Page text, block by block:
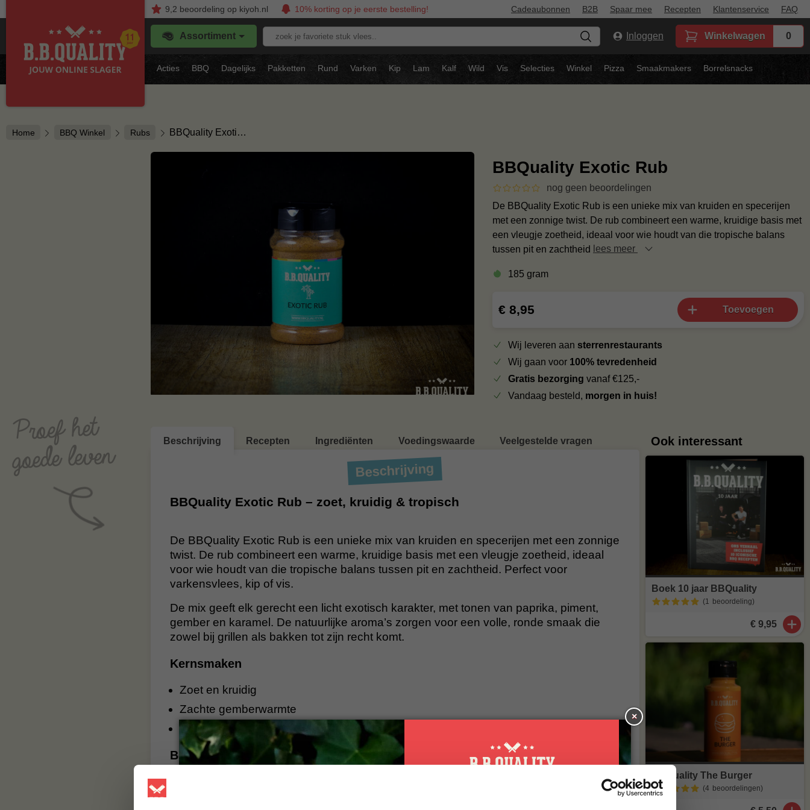
9,2 beoordelingop kiyoh.nl 10% korting op je eerste bestelling! Cadeaubonnen B2B Spaar mee Recepten Klantenservice FAQ
Assortiment
Zoek
stuk
vlees..
Inloggen Winkelwagen 0
Acties BBQ Dagelijks Pakketten Rund Varken Kip Lam Kalf Wild Vis Selecties Winkel Pizza Smaakmakers Borrelsnacks
Home BBQ Winkel Rubs BBQuality Exoti…
BBQuality Exotic Rub
nog geen beoordelingen
De BBQuality Exotic Rub is een unieke mix van kruiden en specerijen
met een zonnige twist. De rub combineert een warme, kruidige basis met
een vleugje zoetheid, ideaal voor wie houdt van die tropische balans
tussen pit en zachtheid
lees meer
185 gram
€ 8,95 Toevoegen
Wij leveren aan sterrenrestaurants
Wij gaan voor 100% tevredenheid
Gratis bezorging vanaf €125,-
Vandaag besteld, morgen in huis!
Beschrijving Recepten Ingrediënten Voedingswaarde Veelgestelde vragen
Beschrijving
BBQuality Exotic Rub – zoet, kruidig & tropisch
De BBQuality Exotic Rub is een unieke mix van kruiden en specerijen met een zonnige
twist. De rub combineert een warme, kruidige basis met een vleugje zoetheid, ideaal
voor wie houdt van die tropische balans tussen pit en zachtheid. Perfect voor
varkensvlees, kip of vis.
De mix geeft elk gerecht een licht exotisch karakter, met tonen van paprika, piment,
gember en karamel. De natuurlijke aroma’s zorgen voor een volle, ronde smaak die
zowel bij grillen als bakken tot zijn recht komt.
Kernsmaken
Zoet en kruidig
Zachte gemberwarmte
Licht rokerig en tropisch
Bouwstenen
), gekaramelliseerde
Ook interessant
Boek 10 jaar BBQuality
(1 beoordeling)
€ 9,95
BBQuality The Burger
(4 beoordelingen)
×